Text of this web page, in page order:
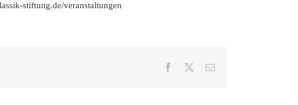
stiftung.de/veranstaltungen
Facebook
E-